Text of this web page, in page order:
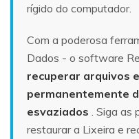
rígido do computador.
Com a poderosa
Dados - o software
recuperar arquivos
permanentemente
esvaziados . Siga
restaurar a Lixeira e